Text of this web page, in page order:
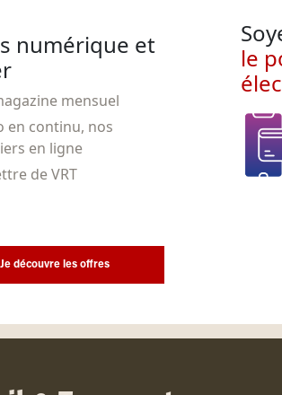
numérique et
mensuel
en continu, nos
en ligne
de VRT
le
Je découvre les offres